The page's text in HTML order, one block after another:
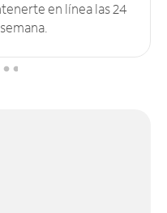
en línea las 24